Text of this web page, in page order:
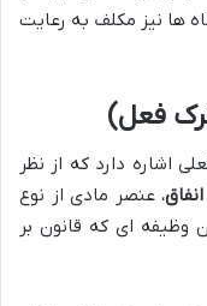
ها نیز مکلف به رعایت
فعل)
اشاره دارد که از نظر
، عنصر مادی از نوع
وظیفه ای که قانون بر